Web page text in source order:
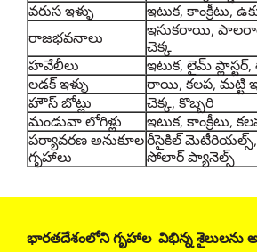
వరుస ఇళ్ళు
ఇటుక, కాంక్రీటు,
రాజభవనాలు
ఇసుకరాయి,
చెక్క
హవేలీలు
ఇటుక, లైమ్
లడక్ ఇళ్ళు
రాయి, కలప, మట్టి
హౌస్ బోట్లు
చెక్క, కొబ్బరి
మండువా లోగిళ్లు
ఇటుక, కాంక్రీటు,
పర్యావరణ అనుకూల
గృహాలు
రీసైకిల్ మెటీరియల్స్,
సోలార్ ప్యానెల్స్
భారతదేశంలోని గృహాల విభిన్న శైలులను